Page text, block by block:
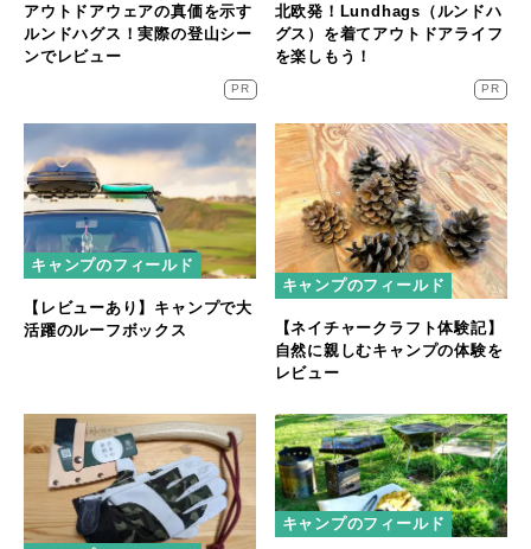
アウトドアウェアの真価を示す
ルンドハグス！実際の登山シー
ンでレビュー
PR
北欧発！Lundhags（ルンドハ
グス）を着てアウトドアライフ
を楽しもう！
PR
キャンプのフィールド
【レビューあり】キャンプで大
活躍のルーフボックス
キャンプのフィールド
【ネイチャークラフト体験記】
自然に親しむキャンプの体験を
レビュー
キャンプのフィールド